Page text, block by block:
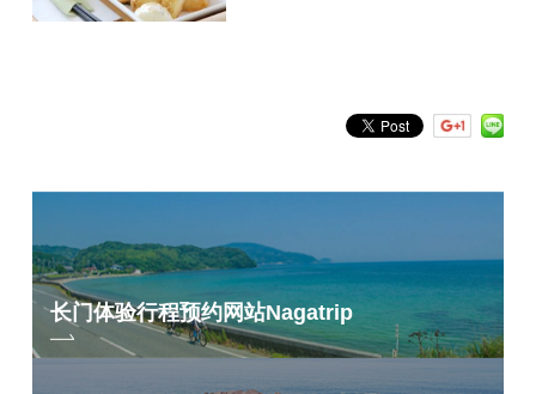
长门体验行程预约网站Nagatrip